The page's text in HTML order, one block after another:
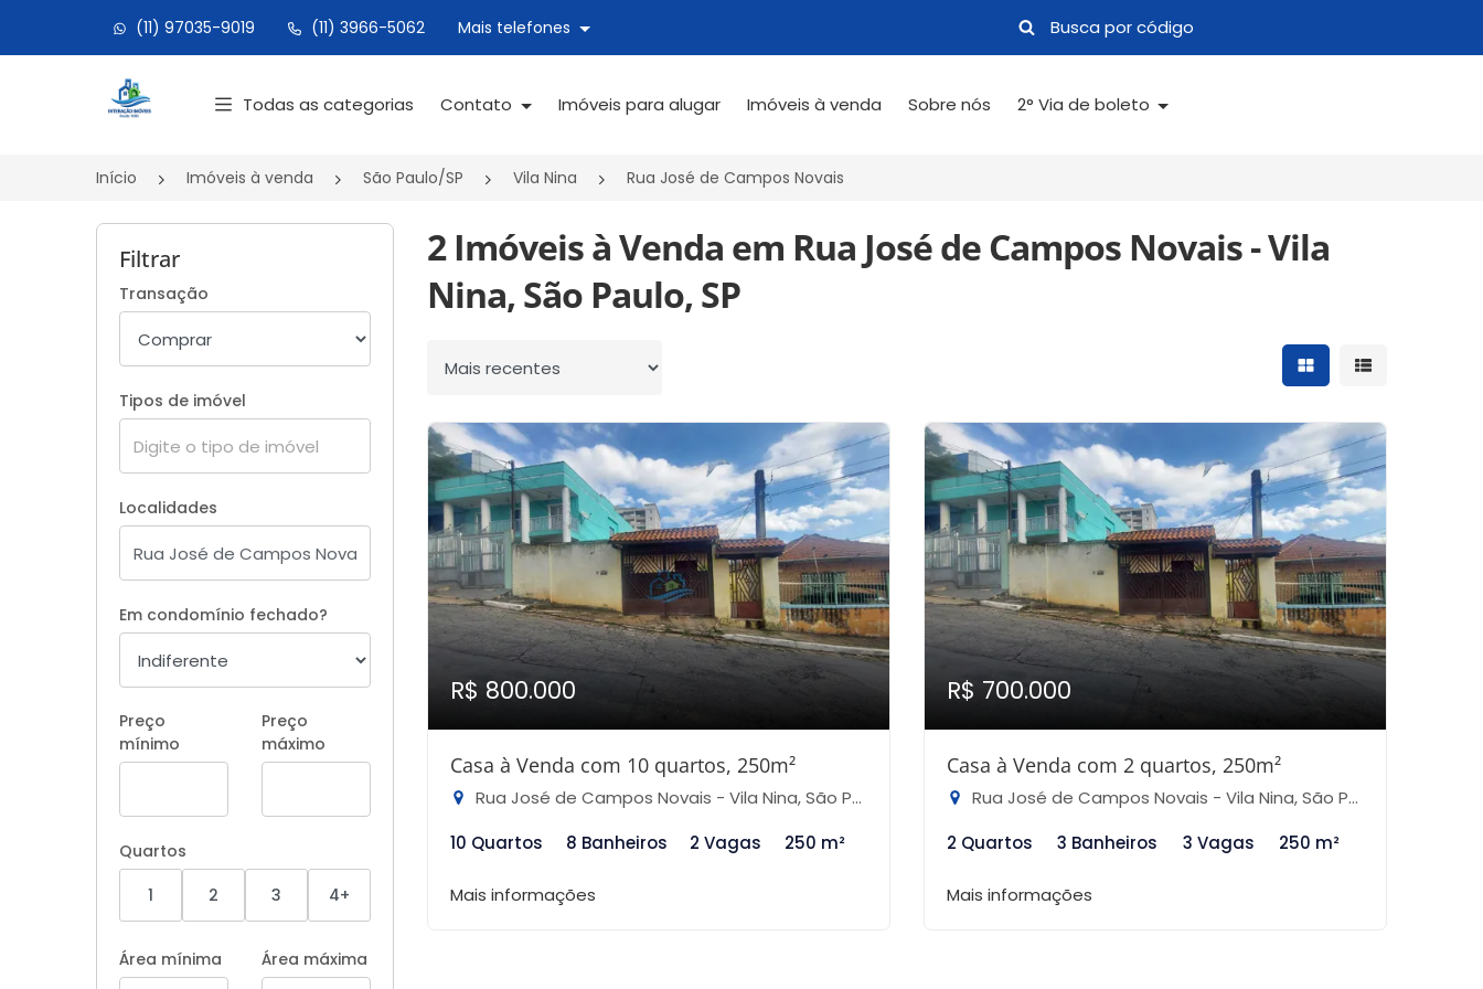
(11) 97035-9019 (11) 3966-5062 Mais telefones
Página inicial
Todas as categorias Contato Imóveis para alugar Imóveis à venda Sobre nós 2° Via de boleto
Início Imóveis à venda São Paulo/SP Vila Nina Rua José de Campos Novais
Filtrar
Transação
Tipos de imóvel
Localidades
Em condomínio fechado?
Preço
mínimo
Preço
máximo
Quartos
1
2 3 4+
Área mínima Área máxima
2 Imóveis à Venda em Rua José de Campos Novais - Vila
Nina, São Paulo, SP
Ordenar por Mostrar resultados
Mostrar
R$ 800.000
Casa à Venda com 10 quartos, 250m²
Rua José de Campos Novais - Vila Nina, São Paulo-SP
10 Quartos
8 Banheiros 2 Vagas 250 m²
Mais informações
R$ 700.000
Casa à Venda com 2 quartos, 250m²
Rua José de Campos Novais - Vila Nina, São Paulo-SP
2 Quartos
3 Banheiros 3 Vagas 250 m²
Mais informações